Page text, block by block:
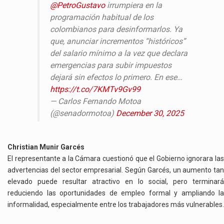
@PetroGustavoirrumpiera en la
programación habitual de los
colombianos para desinformarlos. Ya
que, anunciar incrementos “históricos”
del salario mínimo a la vez que declara
emergencias para subir impuestos
dejará sin efectos lo primero. En ese…
https://t.co/7KMTv9Gv99
— Carlos Fernando Motoa
(@senadormotoa) December 30, 2025
Christian Munir Garcés
El representante a la Cámara cuestionó que el Gobierno ignorara las
advertencias del sector empresarial. Según Garcés, un aumento tan
elevado puede resultar atractivo en lo social, pero terminará
reduciendo las oportunidades de empleo formal y ampliando la
informalidad, especialmente entre los trabajadores más vulnerables.